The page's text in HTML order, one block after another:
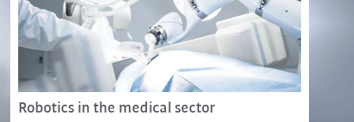
Robotics in the medical sector